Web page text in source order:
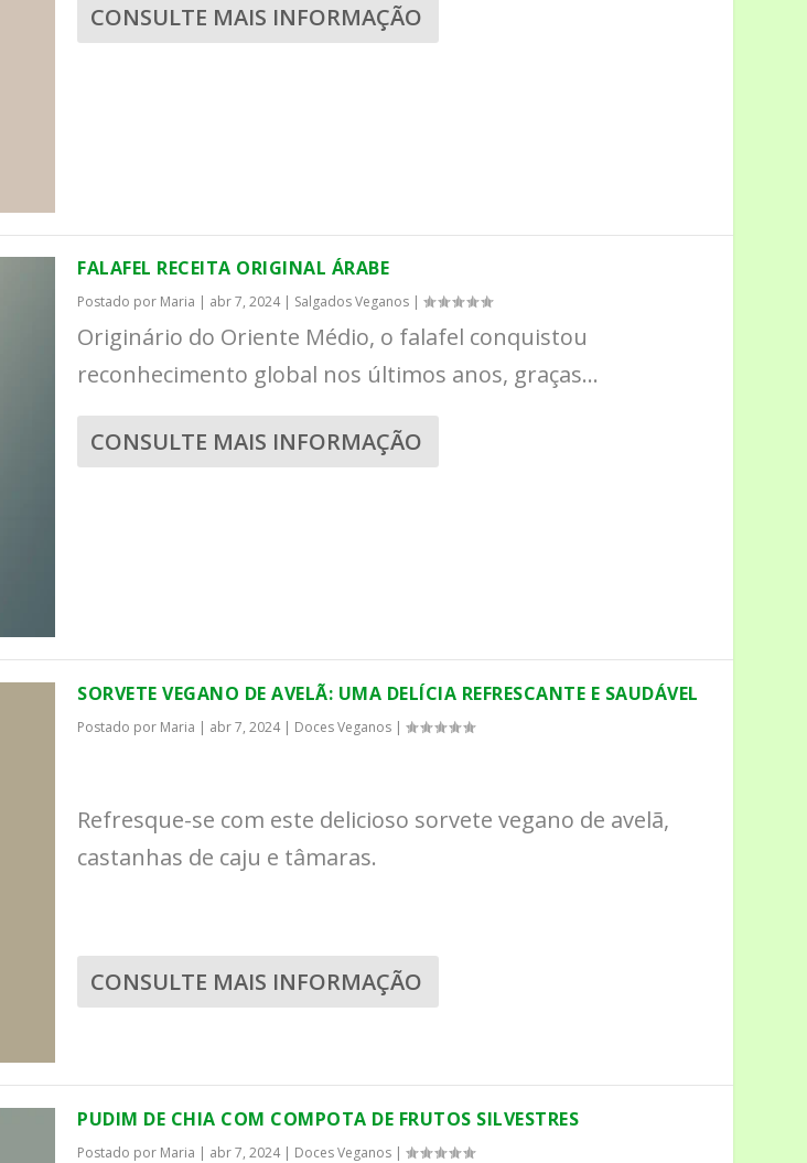
CONSULTE MAIS INFORMAÇÃO
FALAFEL RECEITA ORIGINAL ÁRABE
Postado por Maria | abr 7, 2024| Salgados Veganos |
Originário do Oriente Médio, o falafel conquistou
reconhecimento global nos últimos anos, graças...
CONSULTE MAIS INFORMAÇÃO
SORVETE VEGANO DE AVELÃ: UMA DELÍCIA REFRESCANTE E SAUDÁVEL
Postado por Maria | abr 7, 2024| Doces Veganos |
Refresque-se com este delicioso sorvete vegano de avelã,
castanhas de caju e tâmaras.
CONSULTE MAIS INFORMAÇÃO
PUDIM DE CHIA COM COMPOTA DE FRUTOS SILVESTRES
Postado por Maria | abr 7, 2024| Doces Veganos |